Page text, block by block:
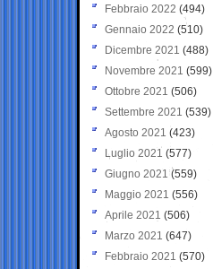
Febbraio 2022 (494)
Gennaio 2022 (510)
Dicembre 2021 (488)
Novembre 2021 (599)
Ottobre 2021 (506)
Settembre 2021 (539)
Agosto 2021 (423)
Luglio 2021 (577)
Giugno 2021(559)
Maggio 2021 (556)
Aprile 2021 (506)
Marzo 2021 (647)
Febbraio 2021 (570)